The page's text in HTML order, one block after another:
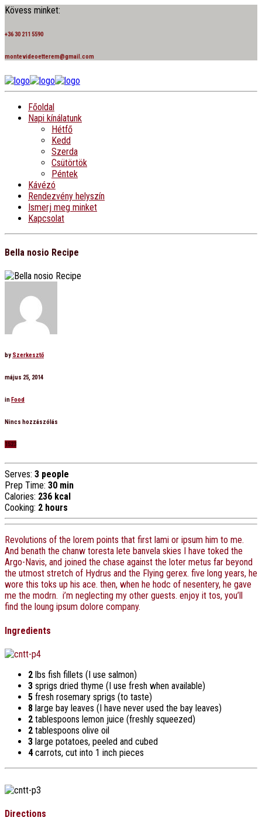
Kövess minket:
+36 30 211 5590
montevideoetterem@gmail.com
Főoldal
Napi kínálatunk
Hétfő
Kedd
Szerda
Csütörtök
Péntek
Kávézó
Rendezvény helyszín
Ismerj meg minket
Kapcsolat
Bella nosio Recipe
by Szerkesztő
május 25, 2014
in Food
Nincs hozzászólás
1523
Serves: 3 people
Prep Time: 30 min
Calories: 236 kcal
Cooking: 2 hours
Revolutions of the lorem points that first lami or ipsum him to me.
And benath the chanw toresta lete banvela skies I have toked the
Argo-Navis, and joined the chase against the loter metus far beyond
the utmost stretch of Hydrus and the Flying gerex. five long years, he
wore this toks up his ace. then, when he hodc of nesentery, he gave
me the modrn. i’m neglecting my other guests. enjoy it tos, you’ll
find the loung ipsum dolore company.
Ingredients
2 lbs fish fillets (I use salmon)
3 sprigs dried thyme (I use fresh when available)
5 fresh rosemary sprigs (to taste)
8 large bay leaves (I have never used the bay leaves)
2 tablespoons lemon juice (freshly squeezed)
2 tablespoons olive oil
3 large potatoes, peeled and cubed
4carrots, cut into 1 inch pieces
Directions